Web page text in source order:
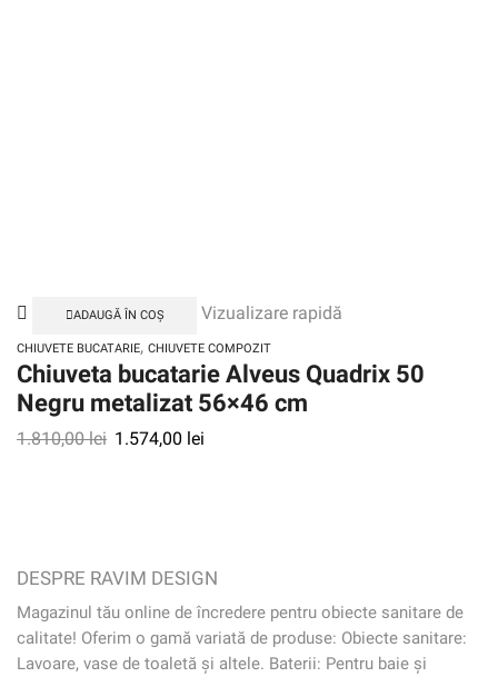
ADAUGĂ ÎN COȘ Vizualizare rapidă
CHIUVETE BUCATARIE, CHIUVETE COMPOZIT
Chiuveta bucatarie Alveus Quadrix 50
Negru metalizat 56×46 cm
1.810,00lei 1.574,00 lei
DESPRE RAVIM DESIGN
Magazinul tău online de încredere pentru obiecte sanitare de
calitate! Oferim o gamă variată de produse: Obiecte sanitare:
Lavoare, vase de toaletă și altele. Baterii: Pentru baie și